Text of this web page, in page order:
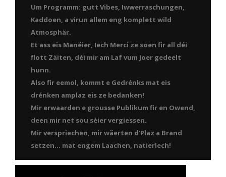
Um Programm: gutt Vibes, Iwwerraschungen,
Kaddoen, a virun allem eng komplett wild
Atmosphär.
Et ass eis Manéier, Iech Merci ze soen fir all déi
flott Zäiten, déi mir am Laf vum Joer gedeelt
hunn.
Also fir eemol, kommt e Gedrénks mat eis
drénken amplaz eis ze bedanken!
Mir erwaarden e grousse Publikum fir en Owend,
deen mir net sou séier vergiessen.
Mir verspriechen, mir wäerten d’Plaz a Brand
setzen… mat engem Laachen, natierlech!